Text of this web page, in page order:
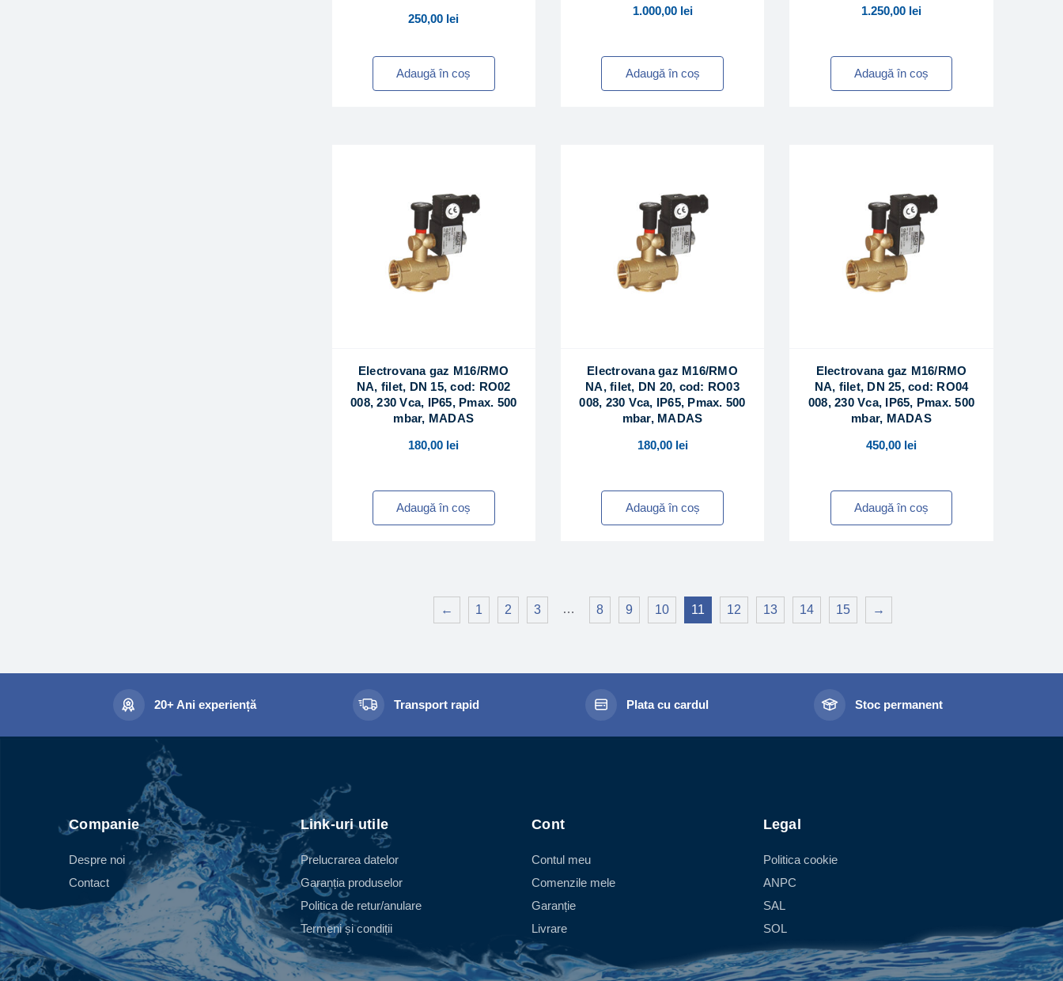
250,00 lei
Adaugă în coș
1.000,00 lei
Adaugă în coș
1.250,00 lei
Adaugă în coș
Electrovana gaz M16/RMO
NA, filet, DN 15, cod: RO02
008, 230 Vca, IP65, Pmax. 500
mbar, MADAS
180,00 lei
Adaugă în coș
Electrovana gaz M16/RMO
NA, filet, DN 20, cod: RO03
008, 230 Vca, IP65, Pmax. 500
mbar, MADAS
180,00 lei
Adaugă în coș
Electrovana gaz M16/RMO
NA, filet, DN 25, cod: RO04
008, 230 Vca, IP65, Pmax. 500
mbar, MADAS
450,00 lei
Adaugă în coș
← 1 2 3 … 8 9 10 11 12 13 14 15 →
20+ Ani experiență Transport rapid Plata cu cardul Stoc permanent
Companie
Despre noi
Contact
Link-uri utile
Prelucrarea datelor
Garanția produselor
Politica de retur/anulare
Termeni și condiții
Cont
Contul meu
Comenzile mele
Garanție
Livrare
Legal
Politica cookie
ANPC
SAL
SOL